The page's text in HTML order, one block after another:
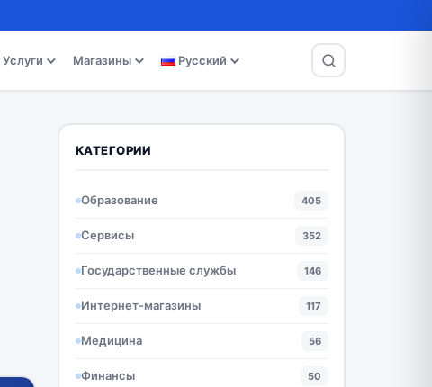
Услуги Магазины Русский
КАТЕГОРИИ
Образование 405
Сервисы 352
Государственные службы 146
Интернет-магазины 117
Медицина 56
Финансы 50